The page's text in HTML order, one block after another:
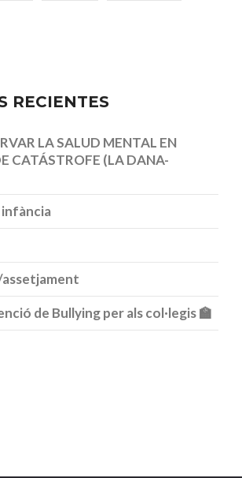
RECIENTES
LA SALUD MENTAL EN
CATÁSTROFE (LA DANA-
infància
de Bullying per als col·legis 🏫